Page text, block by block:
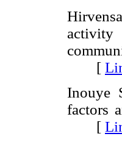
activity
[
Inouye
factors
[